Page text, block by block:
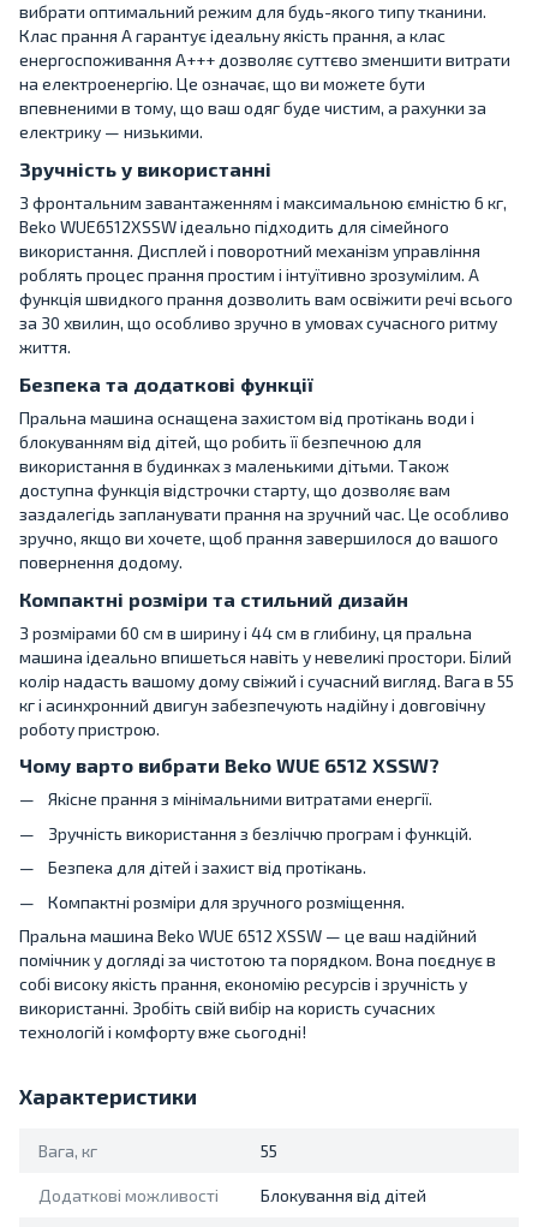
вибрати оптимальний режим для будь-якого типу тканини.
Клас прання A гарантує ідеальну якість прання, а клас
енергоспоживання A+++ дозволяє суттєво зменшити витрати
на електроенергію. Це означає, що ви можете бути
впевненими в тому, що ваш одяг буде чистим, а рахунки за
електрику — низькими.
Зручність у використанні
З фронтальним завантаженням і максимальною ємністю 6 кг,
Beko WUE6512XSSW ідеально підходить для сімейного
використання. Дисплей і поворотний механізм управління
роблять процес прання простим і інтуїтивно зрозумілим. А
функція швидкого прання дозволить вам освіжити речі всього
за 30 хвилин, що особливо зручно в умовах сучасного ритму
життя.
Безпека та додаткові функції
Пральна машина оснащена захистом від протікань води і
блокуванням від дітей, що робить її безпечною для
використання в будинках з маленькими дітьми. Також
доступна функція відстрочки старту, що дозволяє вам
заздалегідь запланувати прання на зручний час. Це особливо
зручно, якщо ви хочете, щоб прання завершилося до вашого
повернення додому.
Компактні розміри та стильний дизайн
З розмірами 60 см в ширину і 44 см в глибину, ця пральна
машина ідеально впишеться навіть у невеликі простори. Білий
колір надасть вашому дому свіжий і сучасний вигляд. Вага в 55
кг і асинхронний двигун забезпечують надійну і довговічну
роботу пристрою.
Чому варто вибрати Beko WUE 6512 XSSW?
Якісне прання з мінімальними витратами енергії.
Зручність використання з безліччю програм і функцій.
Безпека для дітей і захист від протікань.
Компактні розміри для зручного розміщення.
Пральна машина Beko WUE 6512 XSSW — це ваш надійний
помічник у догляді за чистотою та порядком. Вона поєднує в
собі високу якість прання, економію ресурсів і зручність у
використанні. Зробіть свій вибір на користь сучасних
технологій і комфорту вже сьогодні!
Характеристики
Вага, кг 55
Додаткові можливості Блокування від дітей